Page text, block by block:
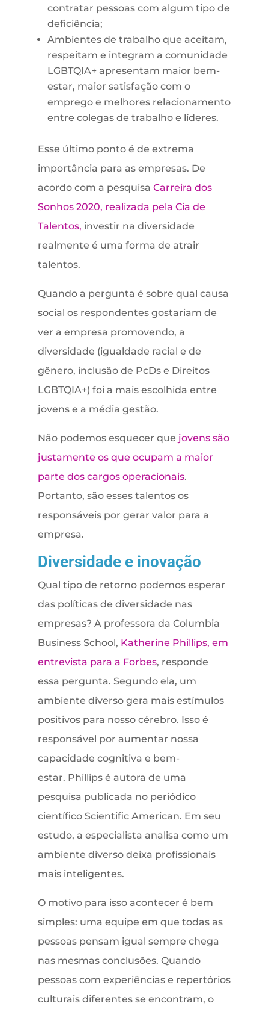
contratar pessoas com algum tipo de
deficiência;
Ambientes de trabalho que aceitam,
respeitam e integram a comunidade
LGBTQIA+ apresentam maior bem-
estar, maior satisfação com o
emprego e melhores relacionamento
entre colegas de trabalho e líderes.
Esse último ponto é de extrema
importância para as empresas. De
acordo com a pesquisa Carreira dos
Sonhos 2020, realizada pela Cia de
Talentos, investir na diversidade
realmente é uma forma de atrair
talentos.
Quando a pergunta é sobre qual causa
social os respondentes gostariam de
ver a empresa promovendo, a
diversidade (igualdade racial e de
gênero, inclusão de PcDs e Direitos
LGBTQIA+) foi a mais escolhida entre
jovens e a média gestão.
Não podemos esquecer que jovens são
justamente os que ocupam a maior
parte dos cargos operacionais.
Portanto, são esses talentos os
responsáveis por gerar valor para a
empresa.
Diversidade e inovação
Qual tipo de retorno podemos esperar
das políticas de diversidade nas
empresas? A professora da Columbia
Business School, Katherine Phillips, em
entrevista para a Forbes, responde
essa pergunta. Segundo ela, um
ambiente diverso gera mais estímulos
positivos para nosso cérebro. Isso é
responsável por aumentar nossa
capacidade cognitiva e bem-
estar. Phillips é autora de uma
pesquisa publicada no periódico
científico Scientific American. Em seu
estudo, a especialista analisa como um
ambiente diverso deixa profissionais
mais inteligentes.
O motivo para isso acontecer é bem
simples: uma equipe em que todas as
pessoas pensam igual sempre chega
nas mesmas conclusões. Quando
pessoas com experiências e repertórios
culturais diferentes se encontram, o